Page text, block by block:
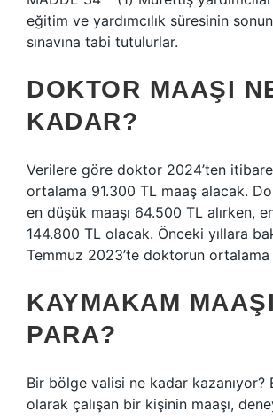
eğitim ve yardımcılık süresinin
sınavına tabi tutulurlar.
DOKTOR MAAŞI
KADAR?
Verilere göre doktor 2024’ten
ortalama 91.300 TL maaş alacak.
en düşük maaşı 64.500 TL alırken,
144.800 TL olacak. Önceki yıllara
Temmuz 2023’te doktorun ortalama
KAYMAKAM
PARA?
Bir bölge valisi ne kadar kazanıyor?
olarak çalışan bir kişinin maaşı,